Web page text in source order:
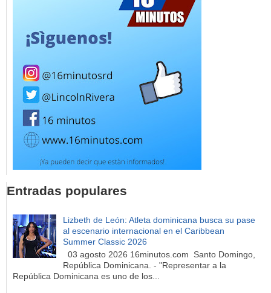
Entradas populares
Lizbeth de León: Atleta dominicana busca su pase
al escenario internacional en el Caribbean
Summer Classic 2026
03 agosto 2026 16minutos.com Santo Domingo,
República Dominicana. - "Representar a la
República Dominicana es uno de los...